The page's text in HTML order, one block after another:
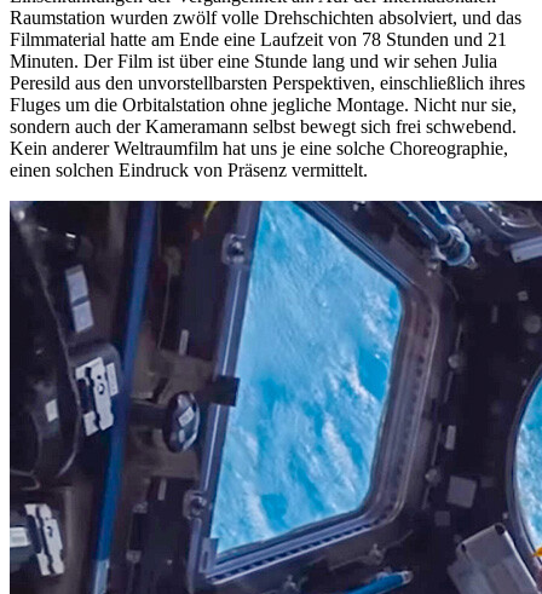
Raumstation wurden zwölf volle Drehschichten absolviert, und das
Filmmaterial hatte am Ende eine Laufzeit von 78 Stunden und 21
Minuten. Der Film ist über eine Stunde lang und wir sehen Julia
Peresild aus den unvorstellbarsten Perspektiven, einschließlich ihres
Fluges um die Orbitalstation ohne jegliche Montage. Nicht nur sie,
sondern auch der Kameramann selbst bewegt sich frei schwebend.
Kein anderer Weltraumfilm hat uns je eine solche Choreographie,
einen solchen Eindruck von Präsenz vermittelt.